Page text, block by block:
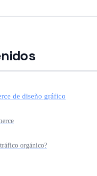
de diseño gráfico
orgánico?